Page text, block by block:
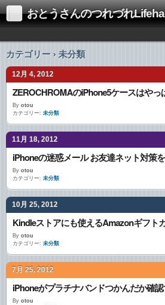
おとうさんのつれづれLifehack（
カテゴリー › 未分類
12月 4, 2012
ZEROCHROMAのiPhone5ケースはやっ
By otou
カテゴリー: 未分類
11月 18, 2012
iPhoneの迷惑メール お友達ネット対策
By otou
カテゴリー: 未分類
10月 25, 2012
By otou
カテゴリー: 未分類
7月 25, 2012
iPhoneがプラチナバンドつかんだか確
By otou